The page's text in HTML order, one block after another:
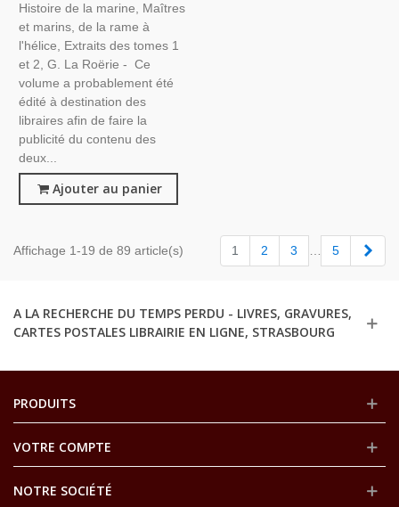
1946 -, Bateaux, Navires,
Marine, Voiliers,
Histoire de la marine, Maîtres
et marins, de la rame à
l'hélice, Extraits des tomes 1
et 2, G. La Roërie - Ce
volume a probablement été
édité à destination des
libraires afin de faire la
publicité du contenu des
deux...
Ajouter au panier
Affichage 1-19 de 89 article(s) 1 2 3 5
A LA RECHERCHE DU TEMPS PERDU - LIVRES, GRAVURES,
CARTES POSTALES LIBRAIRIE EN LIGNE, STRASBOURG
PRODUITS
VOTRE COMPTE
NOTRE SOCIÉTÉ